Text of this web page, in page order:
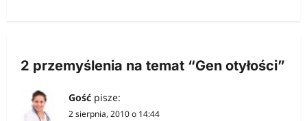
j
2 przemyślenia na temat “Gen otyłości”
Gość pisze:
2 sierpnia, 2010 o 14:44